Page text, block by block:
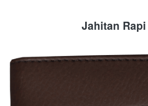
Jahitan Rapi